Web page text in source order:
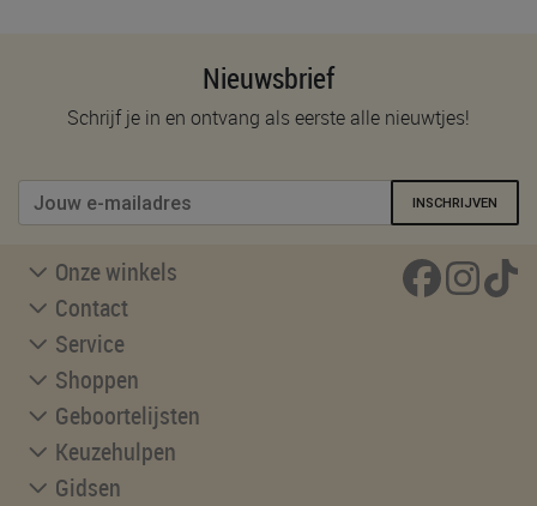
Nieuwsbrief
Schrijf je in en ontvang als eerste alle nieuwtjes!
INSCHRIJVEN
Onze winkels
Contact
Service
Shoppen
Geboortelijsten
Keuzehulpen
Gidsen